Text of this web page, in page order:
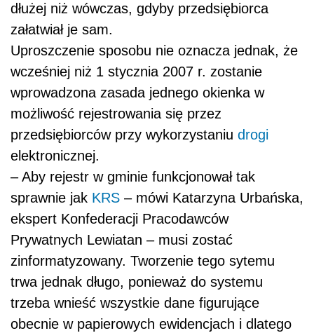
dłużej niż wówczas, gdyby przedsiębiorca
załatwiał je sam.
Uproszczenie sposobu nie oznacza jednak, że
wcześniej niż 1 stycznia 2007 r. zostanie
wprowadzona zasada jednego okienka w
możliwość rejestrowania się przez
przedsiębiorców przy wykorzystaniu drogi
elektronicznej.
– Aby rejestr w gminie funkcjonował tak
sprawnie jak KRS – mówi Katarzyna Urbańska,
ekspert Konfederacji Pracodawców
Prywatnych Lewiatan – musi zostać
zinformatyzowany. Tworzenie tego sytemu
trwa jednak długo, ponieważ do systemu
trzeba wnieść wszystkie dane figurujące
obecnie w papierowych ewidencjach i dlatego